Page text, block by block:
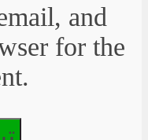
and
for the